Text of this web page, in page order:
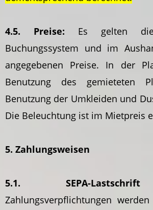
4.5. Preise: Es gelten
Buchungssystem und im
angegebenen Preise. In der
Benutzung des gemieteten
Benutzung der Umkleiden und
Die Beleuchtung ist im Mietpreis
5. Zahlungsweisen
5.1. SEPA-
Zahlungsverpflichtungen